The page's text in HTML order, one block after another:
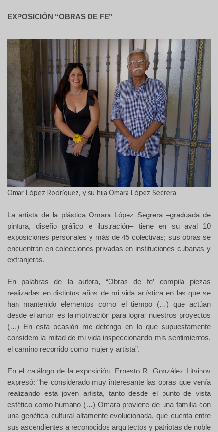
EXPOSICIÓN “OBRAS DE FE”
Omar López Rodríguez, y su hija Omara López Segrera
La artista de la plástica Omara López Segrera –graduada de
pintura, diseño gráfico e ilustración– tiene en su aval 10
exposiciones personales y más de 45 colectivas; sus obras se
encuentran en colecciones privadas en instituciones cubanas y
extranjeras.
En palabras de la autora, “Obras de fe’ compila
piezas
realizadas en distintos años de mi vida artística en las que se
han mantenido elementos como el tiempo (…) que actúan
desde el amor, es la motivación para lograr nuestros proyectos
(…) En esta ocasión me detengo en lo que supuestamente
considero la mitad de mi vida inspeccionando mis sentimientos,
el camino recorrido como mujer y artista”.
En el catálogo de la exposición, Ernesto R. González Litvinov
expresó: “he considerado muy interesante las obras que venía
realizando esta joven artista, tanto desde el punto de vista
estético como humano (…) Omara proviene de una familia con
una genética cultural altamente evolucionada, que cuenta entre
sus ascendientes a reconocidos arquitectos y patriotas de noble